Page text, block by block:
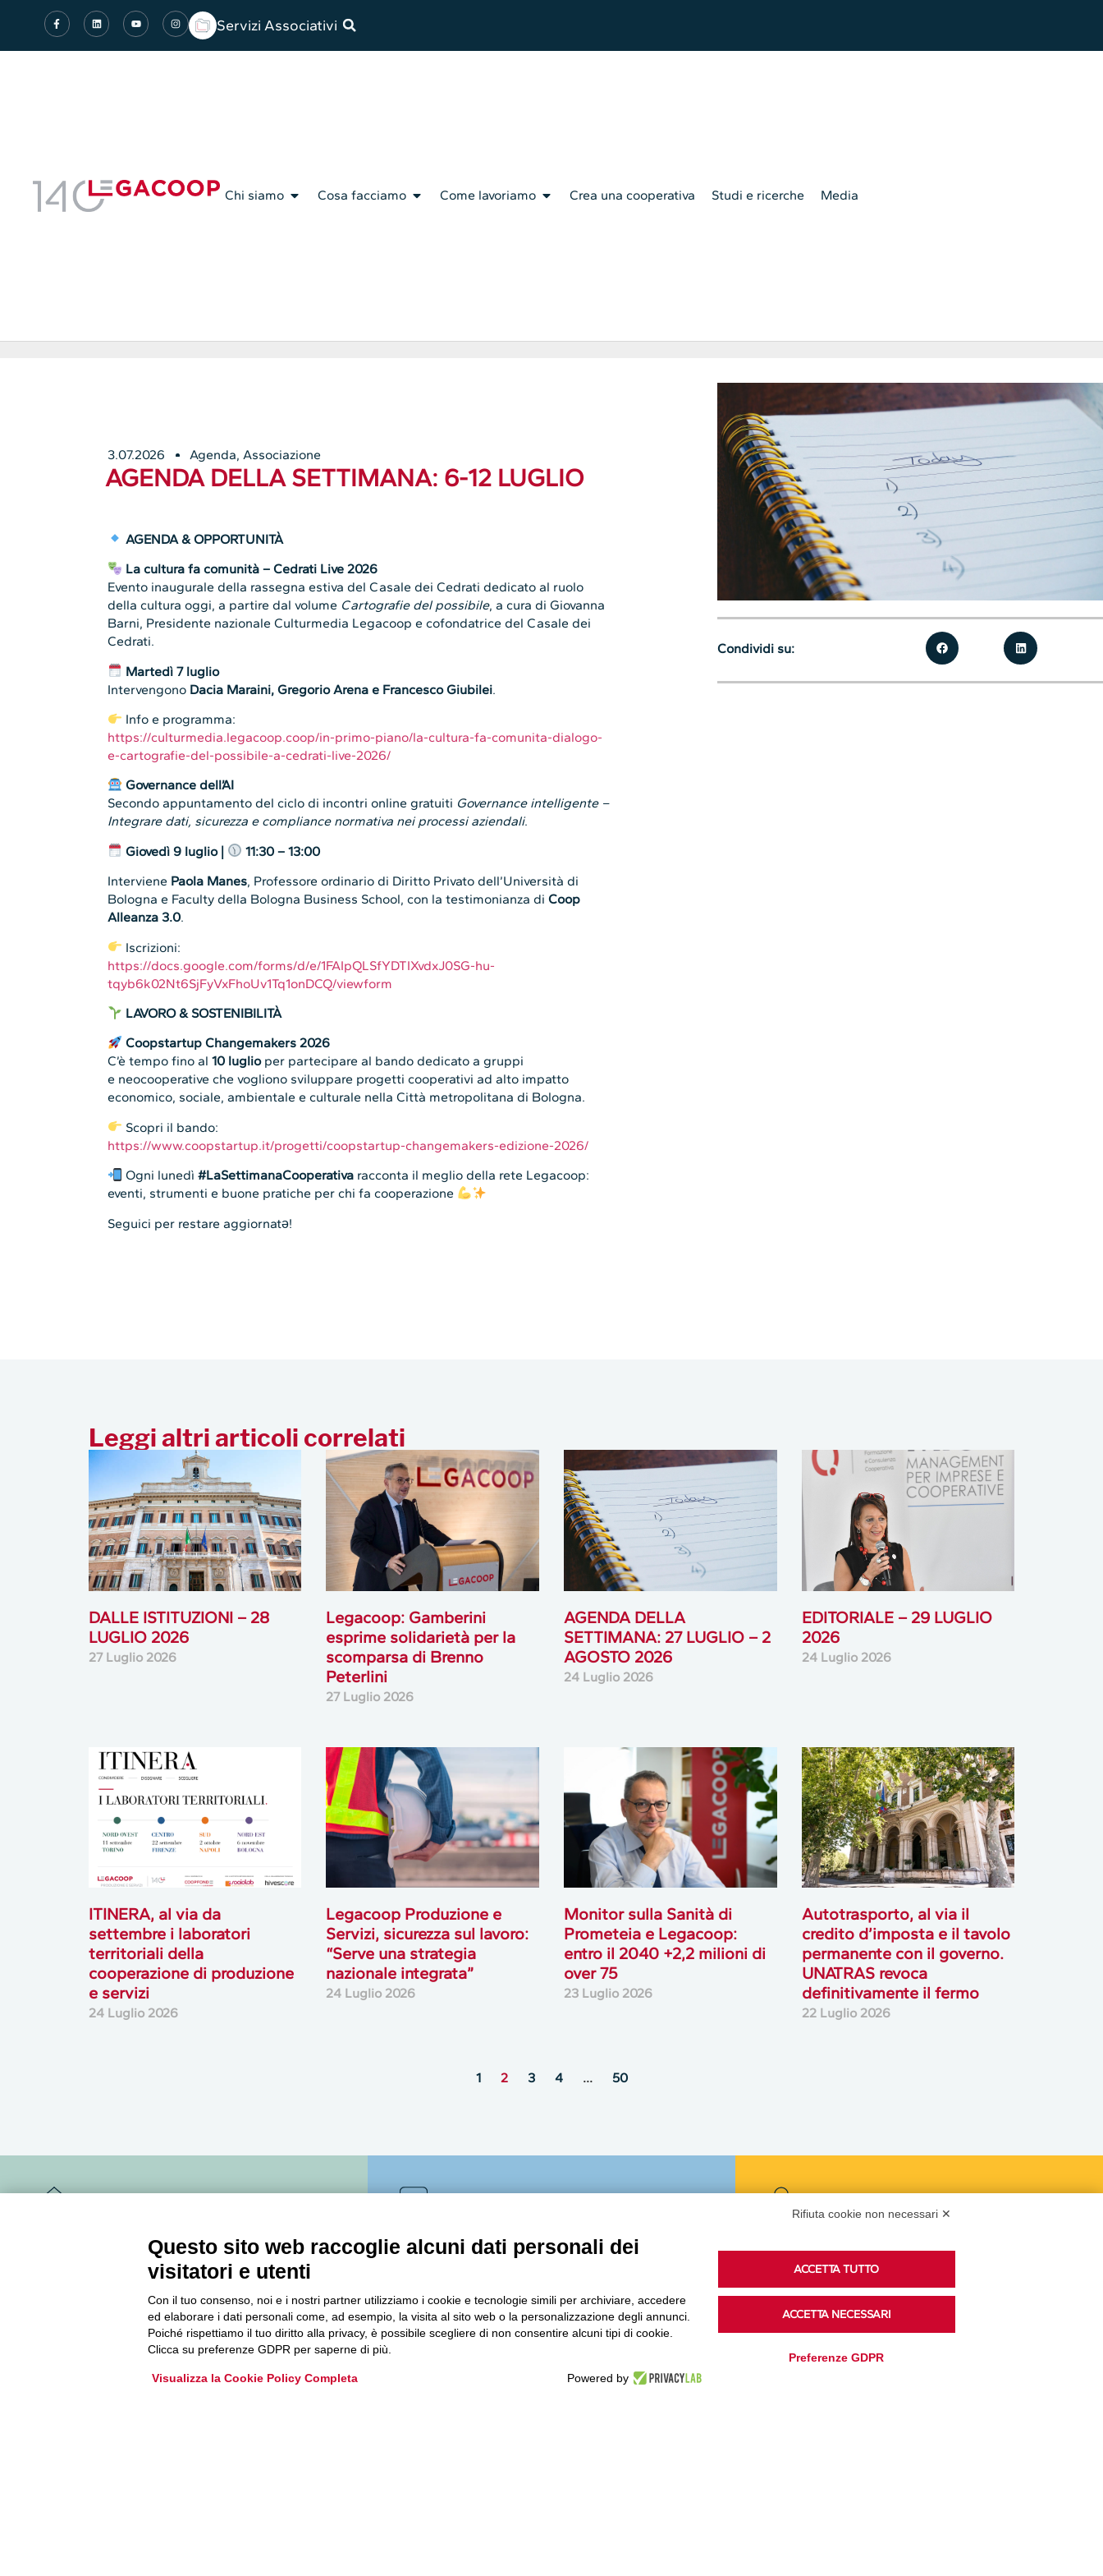
Servizi Associativi
Chi siamo Cosa facciamo Come lavoriamo Crea una cooperativa Studi e ricerche Media
3.07.2026 Agenda,Associazione
AGENDA DELLA SETTIMANA: 6-12 LUGLIO
AGENDA & OPPORTUNITÀ
La cultura fa comunità – Cedrati Live 2026
Evento inaugurale della rassegna estiva del Casale dei Cedrati dedicato al ruolo
della cultura oggi, a partire dal volume Cartografie del possibile, a cura di Giovanna
Barni, Presidente nazionale Culturmedia Legacoop e cofondatrice del Casale dei
Cedrati.
Martedì 7 luglio
Intervengono Dacia Maraini, Gregorio Arena e Francesco Giubilei.
Info e programma:
https://culturmedia.legacoop.coop/in-primo-piano/la-cultura-fa-comunita-dialogo-
e-cartografie-del-possibile-a-cedrati-live-2026/
Governance dell’AI
Secondo appuntamento del ciclo di incontri online gratuiti Governance intelligente –
Integrare dati, sicurezza e compliance normativa nei processi aziendali.
Giovedì9 luglio |
11:30 – 13:00
Interviene Paola Manes, Professore ordinario di Diritto Privato dell’Università di
Bologna e Faculty della Bologna Business School, con la testimonianza diCoop
Alleanza 3.0.
Iscrizioni:
https://docs.google.com/forms/d/e/1FAIpQLSfYDTIXvdxJ0SG-hu-
tqyb6k02Nt6SjFyVxFhoUv1Tq1onDCQ/viewform
LAVORO & SOSTENIBILITÀ
Coopstartup Changemakers 2026
C’è tempo fino al10 luglioper partecipare al bando dedicato a gruppi
e neocooperative che vogliono sviluppare progetti cooperativi ad alto impatto
economico, sociale, ambientale e culturale nella Città metropolitana di Bologna.
Scopri il bando:
https://www.coopstartup.it/progetti/coopstartup-changemakers-edizione-2026/
Ogni lunedì#LaSettimanaCooperativa racconta il meglio della rete Legacoop:
eventi, strumenti e buone pratiche per chi fa cooperazione
Seguici per restare aggiornatə!
Condividi su:
Leggi altri articoli correlati
DALLE ISTITUZIONI – 28
LUGLIO 2026
27 Luglio 2026
Legacoop: Gamberini
esprime solidarietà per la
scomparsa di Brenno
Peterlini
27 Luglio 2026
AGENDA DELLA
SETTIMANA: 27 LUGLIO – 2
AGOSTO 2026
24 Luglio 2026
EDITORIALE – 29 LUGLIO
2026
24 Luglio 2026
ITINERA, al via da
settembre i laboratori
territoriali della
cooperazione di produzione
e servizi
24 Luglio 2026
Legacoop Produzione e
Servizi, sicurezza sul lavoro:
“Serve una strategia
nazionale integrata”
24 Luglio 2026
Monitor sulla Sanità di
Prometeia e Legacoop:
entro il 2040 +2,2 milioni di
over 75
23 Luglio 2026
Autotrasporto, al via il
credito d’imposta e il tavolo
permanente con il governo.
UNATRAS revoca
definitivamente il fermo
22 Luglio 2026
1 2 3 4 … 50
Accedi o iscriviti alla nostra Newsletter Legacoop
Informazioni per restare sempre aggiornati sul
Archivio Newsletter
Podcast
su Spreaker.
Rifiuta cookie non necessari ✕
Questo sito web raccoglie alcuni dati personali dei
visitatori e utenti
Con il tuo consenso, noi e i nostri partner utilizziamo i cookie e tecnologie simili per archiviare, accedere
ed elaborare i dati personali come, ad esempio, la visita al sito web o la personalizzazione degli annunci.
Poiché rispettiamo il tuo diritto alla privacy, è possibile scegliere di non consentire alcuni tipi di cookie.
Clicca su preferenze GDPR per saperne di più.
Visualizza la Cookie Policy Completa Powered by
ACCETTA TUTTO
ACCETTA NECESSARI
Preferenze GDPR